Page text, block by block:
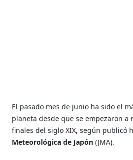
El pasado mes de junio ha sido el
planeta desde que se empezaron a
finales del siglo XIX, según publicó
Meteorológica de Japón(JMA).